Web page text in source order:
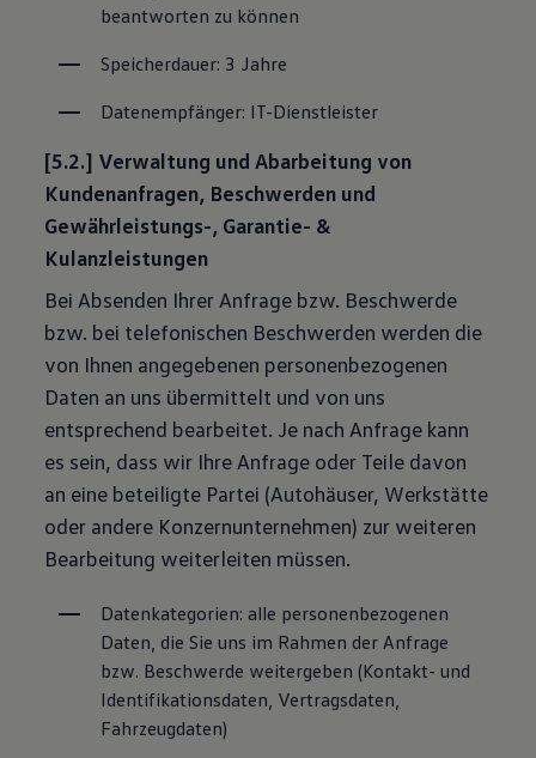
beantworten zu können
Speicherdauer: 3 Jahre
Datenempfänger: IT-Dienstleister
[5.2.] Verwaltung und Abarbeitung von
Kundenanfragen, Beschwerden und
Gewährleistungs-, Garantie- &
Kulanzleistungen
Bei Absenden Ihrer Anfrage bzw. Beschwerde
bzw. bei telefonischen Beschwerden werden die
von Ihnen angegebenen personenbezogenen
Daten an uns übermittelt und von uns
entsprechend bearbeitet. Je nach Anfrage kann
es sein, dass wir Ihre Anfrage oder Teile davon
an eine beteiligte Partei (Autohäuser, Werkstätte
oder andere Konzernunternehmen) zur weiteren
Bearbeitung weiterleiten müssen.
Datenkategorien: alle personenbezogenen
Daten, die Sie uns im Rahmen der Anfrage
bzw. Beschwerde weitergeben (Kontakt- und
Identifikationsdaten, Vertragsdaten,
Fahrzeugdaten)